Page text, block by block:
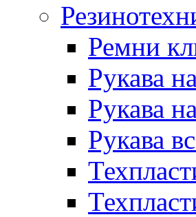
Ремни
Рукава
Рукава
Рукава